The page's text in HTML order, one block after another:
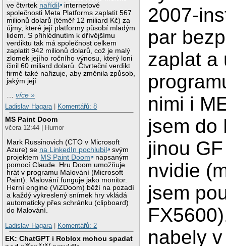
ve čtvrtek nařídil
internetové
společnosti Meta Platforms zaplatit 567
milionů dolarů (téměř 12 miliard Kč) za
újmy, které její platformy působí mladým
lidem. S přihlédnutím k dřívějšímu
verdiktu tak má společnost celkem
zaplatit 942 milionů dolarů, což je malý
zlomek jejího ročního výnosu, který loni
činil 60 miliard dolarů. Čtvrteční verdikt
firmě také nařizuje, aby změnila způsob,
jakým její
…více »
Ladislav Hagara
Komentářů: 8
MS Paint Doom
včera 12:44 | Humor
Mark Russinovich (CTO v Microsoft
Azure) se na LinkedIn pochlubil
svým
projektem MS Paint Doom
napsaným
pomocí Claude. Hru Doom umožňuje
hrát v programu Malování (Microsoft
Paint). Malování funguje jako monitor.
Herní engine (ViZDoom) běží na pozadí
a každý vykreslený snímek hry vkládá
automaticky přes schránku (clipboard)
do Malování.
Ladislav Hagara
Komentářů: 2
EK: ChatGPT i Roblox mohou spadat
2007-
par
zaplat a
nimi i
jsem do
jinou
nvidie
jsem
nabely